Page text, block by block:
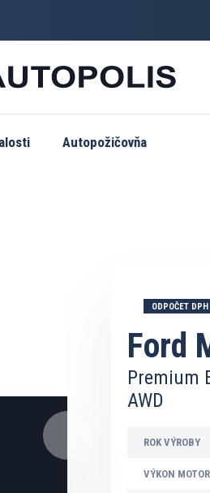
Autopožičovňa
ODPOČET DPH
Ford
Premium
AWD
ROK VÝROBY
VÝKON